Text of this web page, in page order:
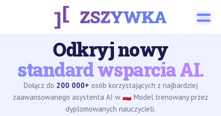
Odkryj nowy
standard wsparcia AI.
Dołącz do 200 000+ osób korzystających z najbardziej
zaawansowanego asystenta AI w 🇵🇱 Model trenowany przez
dyplomowanych nauczycieli.